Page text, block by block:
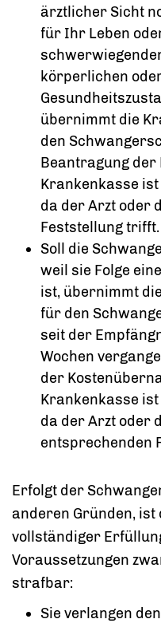
ärztlicher Sicht
für Ihr Leben
körperlichen
übernimmt die
den
Beantragung der
Krankenkasse
da der Arzt oder
Feststellung trifft.
Soll die
weil sie Folge
ist, übernimmt
für den
seit der
Wochen
der
Krankenkasse
da der Arzt oder
entsprechenden
Erfolgt der
anderen Gründen,
vollständiger
Voraussetzungen
strafbar:
Sie verlangen